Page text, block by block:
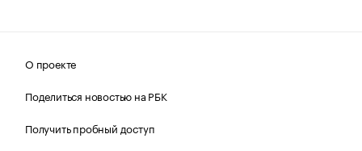
О проекте
Поделиться новостью на РБК
Получить пробный доступ